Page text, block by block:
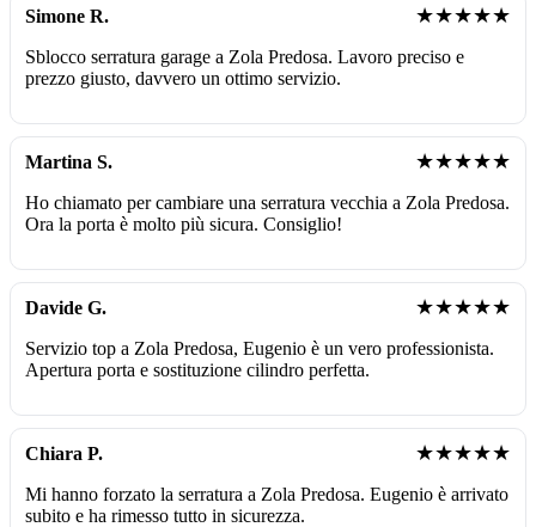
Simone R. ★★★★★
Sblocco serratura garage a Zola Predosa. Lavoro preciso e
prezzo giusto, davvero un ottimo servizio.
Martina S. ★★★★★
Ho chiamato per cambiare una serratura vecchia a Zola Predosa.
Ora la porta è molto più sicura. Consiglio!
Davide G. ★★★★★
Servizio top a Zola Predosa, Eugenio è un vero professionista.
Apertura porta e sostituzione cilindro perfetta.
Chiara P. ★★★★★
Mi hanno forzato la serratura a Zola Predosa. Eugenio è arrivato
subito e ha rimesso tutto in sicurezza.